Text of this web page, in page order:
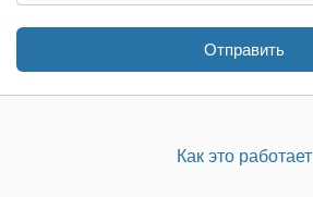
Отправить
Как это работает